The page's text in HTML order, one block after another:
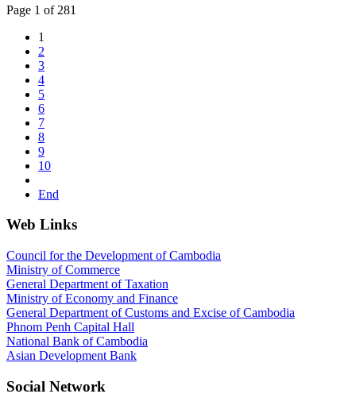
Page 1 of 281
1
2
3
4
5
6
7
8
9
10
End
Web Links
Council for the Development of Cambodia
Ministry of Commerce
General Department of Taxation
Ministry of Economy and Finance
General Department of Customs and Excise of Cambodia
Phnom Penh Capital Hall
National Bank of Cambodia
Asian Development Bank
Social Network